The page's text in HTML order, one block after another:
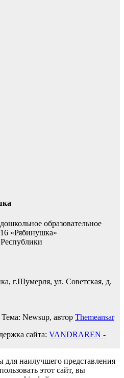
образовательное
«Рябинушка»
г.Шумерля, ул. Советская, д.
Тема: Newsup, автор Themeansar
сайта: VANDRAREN -
наилучшего представления
этот сайт, вы